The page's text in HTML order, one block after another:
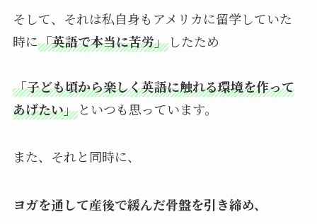
そして、それは私自身もアメリカに留学していた
時に「英語で本当に苦労」したため
「子ども頃から楽しく英語に触れる環境を作って
あげたい」といつも思っています。
また、それと同時に、
ヨガを通して産後で緩んだ骨盤を引き締め、